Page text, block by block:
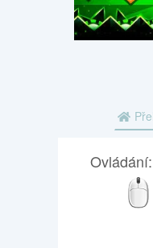
Ovládání:
MYŠ